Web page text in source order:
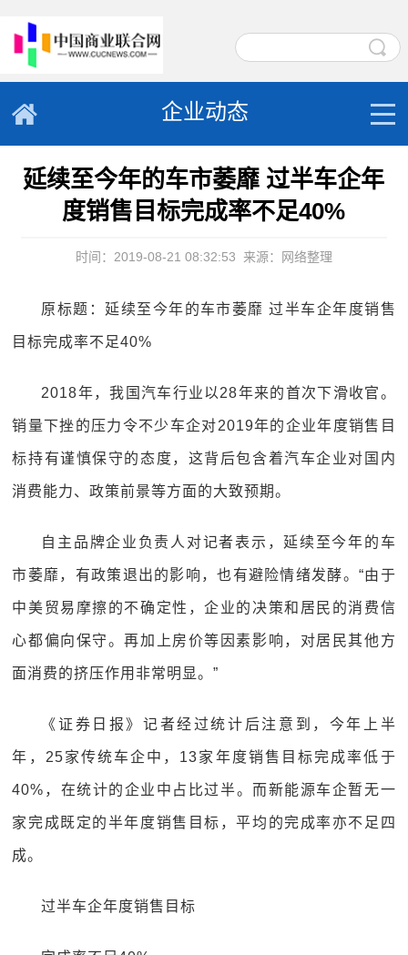
企业动态
延续至今年的车市萎靡 过半车企年
度销售目标完成率不足40%
时间：2019-08-21 08:32:53 来源：网络整理
原标题：延续至今年的车市萎靡 过半车企年度销售
目标完成率不足40%
2018年，我国汽车行业以28年来的首次下滑收官。
销量下挫的压力令不少车企对2019年的企业年度销售目
标持有谨慎保守的态度，这背后包含着汽车企业对国内
消费能力、政策前景等方面的大致预期。
自主品牌企业负责人对记者表示，延续至今年的车
市萎靡，有政策退出的影响，也有避险情绪发酵。“由于
中美贸易摩擦的不确定性，企业的决策和居民的消费信
心都偏向保守。再加上房价等因素影响，对居民其他方
面消费的挤压作用非常明显。”
《证券日报》记者经过统计后注意到，今年上半
年，25家传统车企中，13家年度销售目标完成率低于
40%，在统计的企业中占比过半。而新能源车企暂无一
家完成既定的半年度销售目标，平均的完成率亦不足四
成。
过半车企年度销售目标